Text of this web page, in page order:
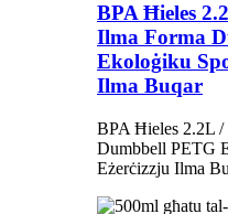
BPA Ħieles
Ilma Forma
Ekoloġiku
Ilma Buqar
BPA Ħieles 2.2L /
Dumbbell PETG
Eżerċizzju Ilma